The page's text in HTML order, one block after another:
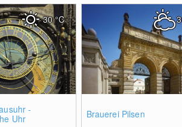
-
Uhr
30°C
Brauerei Pilsen